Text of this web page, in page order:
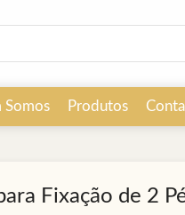
Somos Produtos
Fixação de 2